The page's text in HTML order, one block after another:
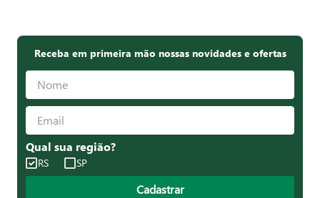
Receba em primeira mão nossas novidades e ofertas
Qual sua região?
RS SP
Cadastrar